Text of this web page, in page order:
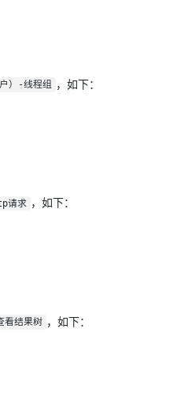
）-线程组 ，如下：
请求 ，如下：
结果树 ，如下：